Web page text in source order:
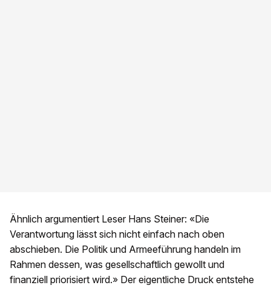
Ähnlich argumentiert Leser Hans Steiner: «Die
Verantwortung lässt sich nicht einfach nach oben
abschieben. Die Politik und Armeeführung handeln im
Rahmen dessen, was gesellschaftlich gewollt und
finanziell priorisiert wird.» Der eigentliche Druck entstehe